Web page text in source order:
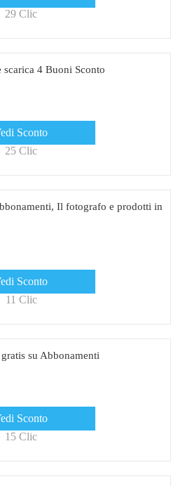
29 Clic
4 Buoni Sconto
Sconto
25 Clic
Il fotografo e prodotti in
Sconto
11 Clic
su Abbonamenti
Sconto
15 Clic